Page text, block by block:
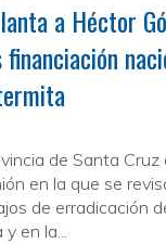
a Héctor
financiación
de Santa Cruz
en la que se
de erradicación
en la...